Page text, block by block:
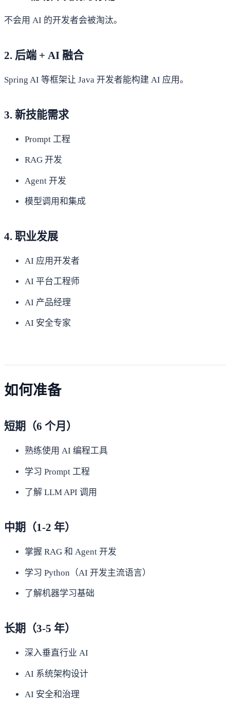
不会用 AI 的开发者会被淘汰。
2. 后端 + AI 融合
Spring AI 等框架让 Java 开发者能构建 AI 应用。
3. 新技能需求
Prompt 工程
RAG 开发
Agent 开发
模型调用和集成
4. 职业发展
AI 应用开发者
AI 平台工程师
AI 产品经理
AI 安全专家
如何准备
短期（6 个月）
熟练使用 AI 编程工具
学习 Prompt 工程
了解 LLM API 调用
中期（1-2 年）
掌握 RAG 和 Agent 开发
学习 Python（AI 开发主流语言）
了解机器学习基础
长期（3-5 年）
深入垂直行业 AI
AI 系统架构设计
AI 安全和治理